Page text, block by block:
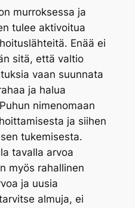
murroksessa ja
tulee aktivoitua
Enää ei
sitä, että valtio
vaan suunnata
ja halua
nimenomaan
ja siihen
tukemisesta.
tavalla arvoa
myös rahallinen
ja uusia
almuja, ei